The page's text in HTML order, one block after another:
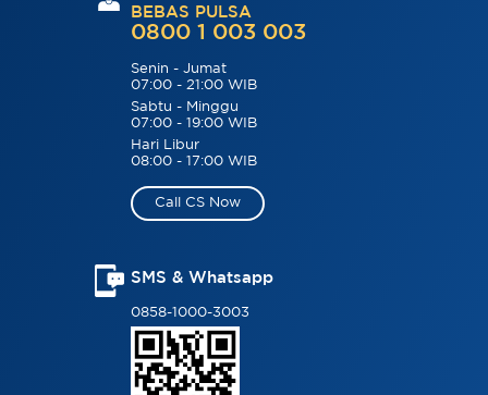
BEBAS PULSA
0800 1 003 003
Senin - Jumat
07:00 - 21:00 WIB
Sabtu - Minggu
07:00 - 19:00 WIB
Hari Libur
08:00 - 17:00 WIB
Call CS Now
SMS & Whatsapp
0858-1000-3003